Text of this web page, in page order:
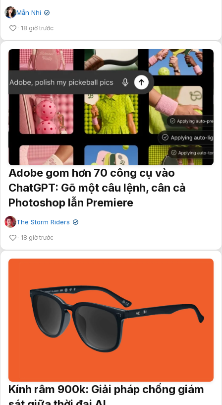
Mẫn Nhi ✔
18 giờ trước
Adobe gom hơn 70 công cụ vào
ChatGPT: Gõ một câu lệnh, cân cả
Photoshop lẫn Premiere
The Storm Riders ✔
18 giờ trước
Kính râm 900k: Giải pháp chống giám